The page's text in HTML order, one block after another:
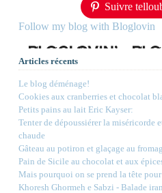
Suivre
Follow my blog with Bloglovin
Articles récents
Le blog déménage!
Cookies aux cranberries et chocolat
Petits pains au lait Eric Kayser:
Tenter de dépoussiérer la miséricorde
chaude
Gâteau au potiron et glaçage au
Pain de Sicile au chocolat et aux
Mais pourquoi on se prend la tête pour
Khoresh Ghormeh e Sabzi - Balade